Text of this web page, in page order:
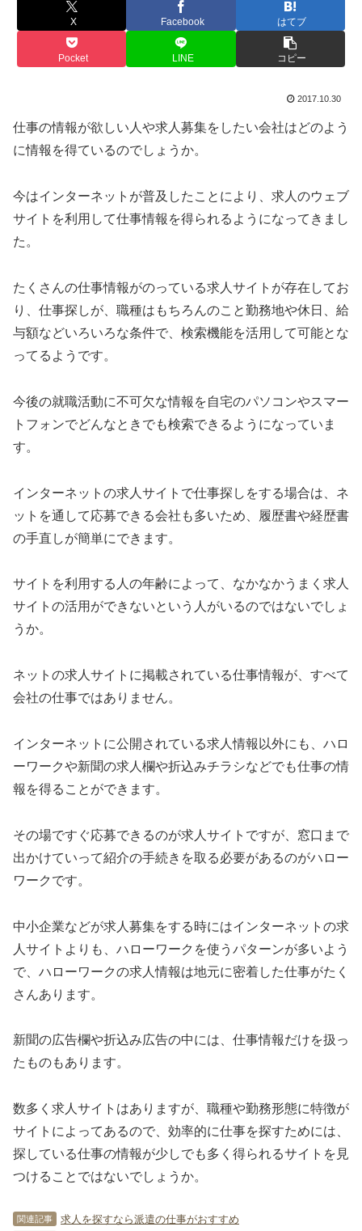
X Facebook はてブ
Pocket LINE コピー
2017.10.30
仕事の情報が欲しい人や求人募集をしたい会社はどのよう
に情報を得ているのでしょうか。
今はインターネットが普及したことにより、求人のウェブ
サイトを利用して仕事情報を得られるようになってきまし
た。
たくさんの仕事情報がのっている求人サイトが存在してお
り、仕事探しが、職種はもちろんのこと勤務地や休日、給
与額などいろいろな条件で、検索機能を活用して可能とな
ってるようです。
今後の就職活動に不可欠な情報を自宅のパソコンやスマー
トフォンでどんなときでも検索できるようになっていま
す。
インターネットの求人サイトで仕事探しをする場合は、ネ
ットを通して応募できる会社も多いため、履歴書や経歴書
の手直しが簡単にできます。
サイトを利用する人の年齢によって、なかなかうまく求人
サイトの活用ができないという人がいるのではないでしょ
うか。
ネットの求人サイトに掲載されている仕事情報が、すべて
会社の仕事ではありません。
インターネットに公開されている求人情報以外にも、ハロ
ーワークや新聞の求人欄や折込みチラシなどでも仕事の情
報を得ることができます。
その場ですぐ応募できるのが求人サイトですが、窓口まで
出かけていって紹介の手続きを取る必要があるのがハロー
ワークです。
中小企業などが求人募集をする時にはインターネットの求
人サイトよりも、ハローワークを使うパターンが多いよう
で、ハローワークの求人情報は地元に密着した仕事がたく
さんあります。
新聞の広告欄や折込み広告の中には、仕事情報だけを扱っ
たものもあります。
数多く求人サイトはありますが、職種や勤務形態に特徴が
サイトによってあるので、効率的に仕事を探すためには、
探している仕事の情報が少しでも多く得られるサイトを見
つけることではないでしょうか。
関連記事 求人を探すなら派遣の仕事がおすすめ